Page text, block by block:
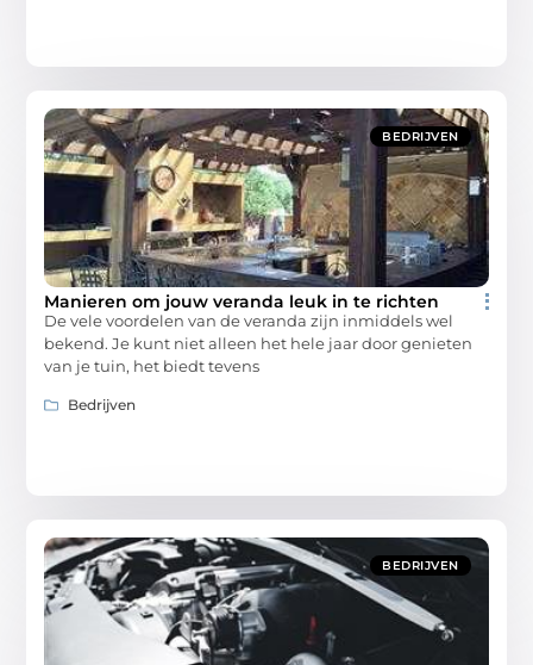
BEDRIJVEN
Manieren om jouw veranda leuk in te richten
De vele voordelen van de veranda zijn inmiddels wel
bekend. Je kunt niet alleen het hele jaar door genieten
van je tuin, het biedt tevens
Bedrijven
BEDRIJVEN